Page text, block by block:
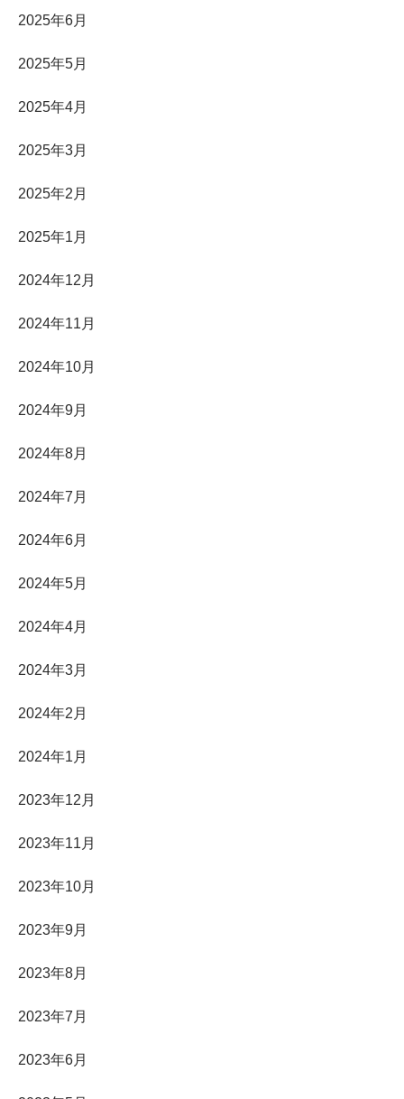
2025年6月
2025年5月
2025年4月
2025年3月
2025年2月
2025年1月
2024年12月
2024年11月
2024年10月
2024年9月
2024年8月
2024年7月
2024年6月
2024年5月
2024年4月
2024年3月
2024年2月
2024年1月
2023年12月
2023年11月
2023年10月
2023年9月
2023年8月
2023年7月
2023年6月